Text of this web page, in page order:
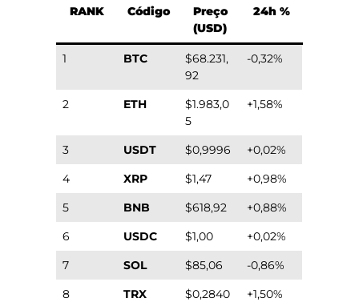
RANK Código
Preço
(USD)
24h %
1 BTC
$68.231,
92
-0,32%
2 ETH
$1.983,0
5
+1,58%
3 USDT $0,9996
+0,02%
4
XRP $1,47
+0,98%
5
BNB $618,92
+0,88%
6
USDC $1,00
+0,02%
7
SOL $85,06
-0,86%
8
TRX $0,2840
+1,50%